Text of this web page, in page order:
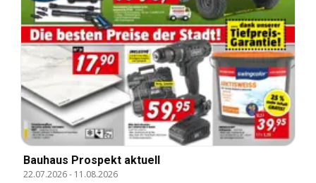
Bauhaus Prospekt aktuell
22.07.2026- 11.08.2026